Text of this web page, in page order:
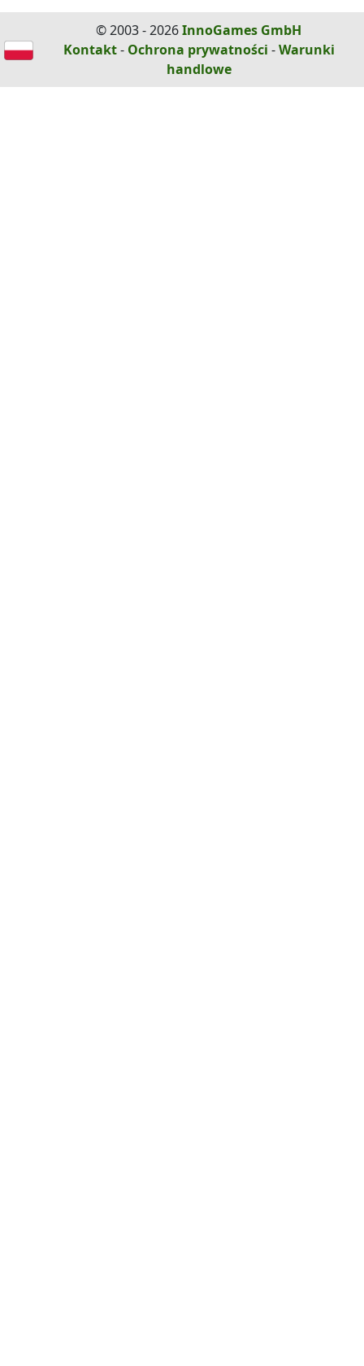
© 2003 - 2026InnoGames GmbH
Kontakt- Ochrona prywatności -Warunki
handlowe